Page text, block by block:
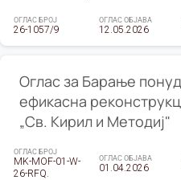
ОГЛАС БРОЈ
26-1057/9
ОГЛАС ОБЈАВА
12.05.2026
Оглас за Барање
ефикасна
„Св. Кирил и Методиј"
ОГЛАС БРОЈ
MK-MOF-01-W-
26-RFQ.
ОГЛАС ОБЈАВА
01.04.2026